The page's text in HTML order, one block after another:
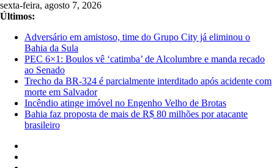
Pular
para
conteúdo
sexta-feira, agosto 7, 2026
Últimos:
Adversário em amistoso, time do Grupo City já eliminou o
Bahia da Sula
PEC 6×1: Boulos vê ‘catimba’ de Alcolumbre e manda recado
ao Senado
Trecho da BR-324 é parcialmente interditado após acidente com
morte em Salvador
Incêndio atinge imóvel no Engenho Velho de Brotas
Bahia faz proposta de mais de R$ 80 milhões por atacante
brasileiro